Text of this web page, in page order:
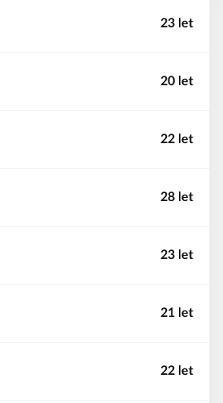
23 let
20 let
22 let
28 let
23 let
21 let
22 let